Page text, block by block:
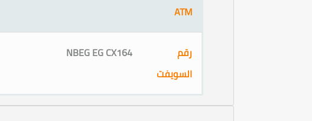
ATM
رقم
السويفت
NBEG EG CX164